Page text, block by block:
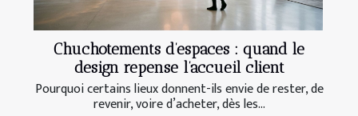
Chuchotements d’espaces : quand le
design repense l’accueil client
Pourquoi certains lieux donnent-ils envie de rester, de
revenir, voire d’acheter, dès les...